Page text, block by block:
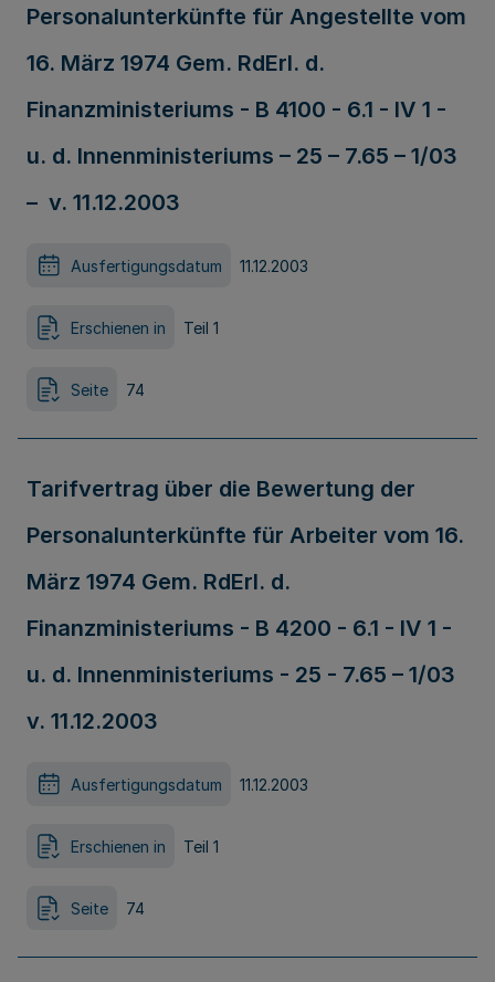
Personalunterkünfte für Angestellte vom
16. März 1974 Gem. RdErl. d.
Finanzministeriums - B 4100 - 6.1 - IV 1 -
u. d. Innenministeriums – 25 – 7.65 – 1/03
– v. 11.12.2003
Ausfertigungsdatum 11.12.2003
Erschienen in Teil 1
Seite 74
Tarifvertrag über die Bewertung der
Personalunterkünfte für Arbeiter vom 16.
März 1974 Gem. RdErl. d.
Finanzministeriums - B 4200 - 6.1 - IV 1 -
u. d. Innenministeriums - 25 - 7.65 – 1/03
v. 11.12.2003
Ausfertigungsdatum 11.12.2003
Erschienen in Teil 1
Seite 74